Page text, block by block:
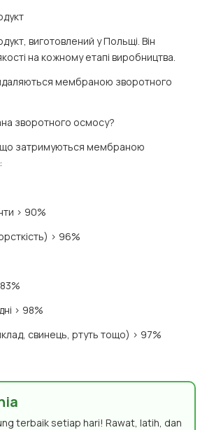
виготовлений у Польщі. Він
на кожному етапі виробництва.
мембраною зворотного
зворотного осмосу?
що затримуються мембраною
> 90%
> 96%
> 98%
свинець, ртуть тощо) > 97%
terbaik setiap hari! Rawat, latih, dan